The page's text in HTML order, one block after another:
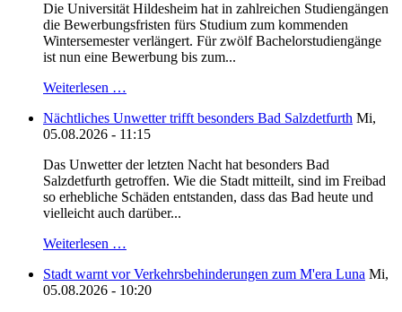
Die Universität Hildesheim hat in zahlreichen Studiengängen
die Bewerbungsfristen fürs Studium zum kommenden
Wintersemester verlängert. Für zwölf Bachelorstudiengänge
ist nun eine Bewerbung bis zum...
Weiterlesen …
Nächtliches Unwetter trifft besonders Bad Salzdetfurth Mi,
05.08.2026 - 11:15
Das Unwetter der letzten Nacht hat besonders Bad
Salzdetfurth getroffen. Wie die Stadt mitteilt, sind im Freibad
so erhebliche Schäden entstanden, dass das Bad heute und
vielleicht auch darüber...
Weiterlesen …
Stadt warnt vor Verkehrsbehinderungen zum M'era Luna Mi,
05.08.2026 - 10:20